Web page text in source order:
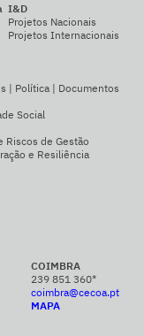
I&D
Projetos Nacionais
Projetos Internacionais
| Política | Documentos
Social
Riscos de Gestão
e Resiliência
COIMBRA
239 851 360*
coimbra@cecoa.pt
MAPA